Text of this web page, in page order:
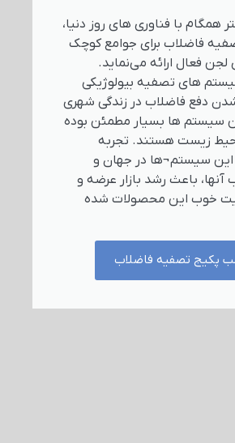
با فناوری های روز دنیا،
فاضلاب برای جوامع کوچک
فعال ارائه می‌نماید.
های تصفیه بیولوژیکی
فاضلاب در زندگی شهری
ها بسیار مطمئن بوده
زیست هستند. تجربه
سیستم¬ها در جهان و
باعث رشد بازار عرضه و
این محصولات شده
تصفیه فاضلاب